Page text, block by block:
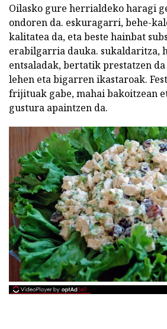
Oilasko gure herrialdeko haragi
ondoren da. eskuragarri, behe-
kalitatea da, eta beste hainbat
erabilgarria dauka. sukaldaritza,
entsaladak, bertatik prestatzen
lehen eta bigarren ikastaroak.
frijituak gabe, mahai bakoitzean
gustura apaintzen da.